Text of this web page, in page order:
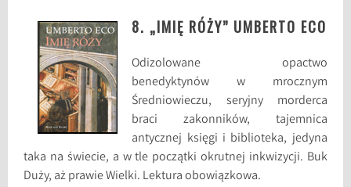
8. „IMIĘ RÓŻY” UMBERTO ECO
Odizolowane opactwo
benedyktynów w mrocznym
Średniowieczu, seryjny morderca
braci zakonników, tajemnica
antycznej księgi i biblioteka, jedyna
taka na świecie, a w tle początki okrutnej inkwizycji. Buk
Duży, aż prawie Wielki. Lektura obowiązkowa.